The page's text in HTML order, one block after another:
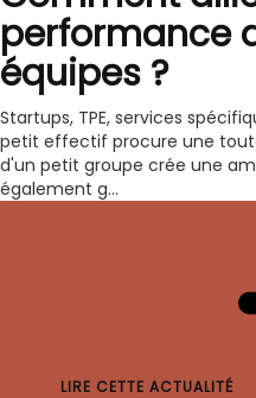
performance
équipes ?
Startups, TPE, services
petit effectif procure une
d'un petit groupe crée une
également g...
LIRE CETTE ACTUALITÉ